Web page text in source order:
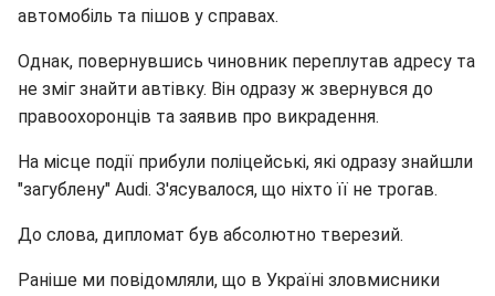
автомобіль та пішов у справах.
Однак, повернувшись чиновник переплутав адресу та
не зміг знайти автівку. Він одразу ж звернувся до
правоохоронців та заявив про викрадення.
На місце події прибули поліцейські, які одразу знайшли
"загублену" Audi. З'ясувалося, що ніхто її не трогав.
До слова, дипломат був абсолютно тверезий.
Раніше ми повідомляли, що в Україні зловмисники